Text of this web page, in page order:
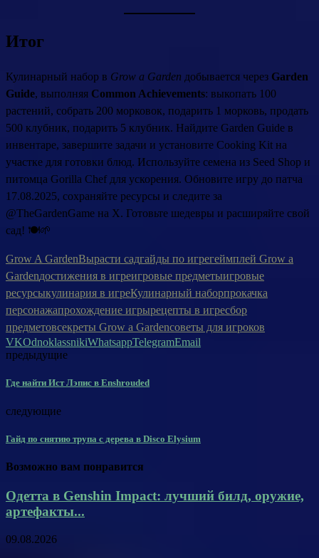
Итог
Кулинарный набор в Grow a Garden добывается через Garden
Guide, выполняя Common Achievements: выкопать 100
растений, собрать 200 морковок, подарить 1 морковь, продать
500 клубник, подарить 5 клубник. Найдите Garden Guide в
инвентаре, завершите задачи и установите Cooking Kit на
участке для готовки блюд. Используйте семена из Seed Shop и
питомца Gorilla Chef для ускорения. Обновите игру до патча
17.08.2025, сохраняйте ресурсы и следите за
@TheGardenGame на X. Готовьте шедевры и расширяйте свой
сад! 🍽️🌱
Grow A GardenВырасти садгайды по игрегеймплей Grow a
Gardenдостижения в игреигровые предметыигровые
ресурсыкулинария в игреКулинарный наборпрокачка
персонажапрохождение игрырецепты в игресбор
предметовсекреты Grow a Gardenсоветы для игроков
VKOdnoklassnikiWhatsappTelegramEmail
предыдущие
Где найти Ист Лэпис в Enshrouded
следующие
Гайд по снятию трупа с дерева в Disco Elysium
Возможно вам понравится
Одетта в Genshin Impact: лучший билд, оружие,
артефакты...
09.08.2026